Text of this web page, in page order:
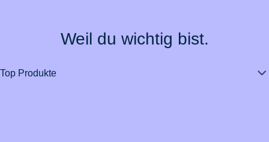
Weil du wichtig bist.
Top Produkte